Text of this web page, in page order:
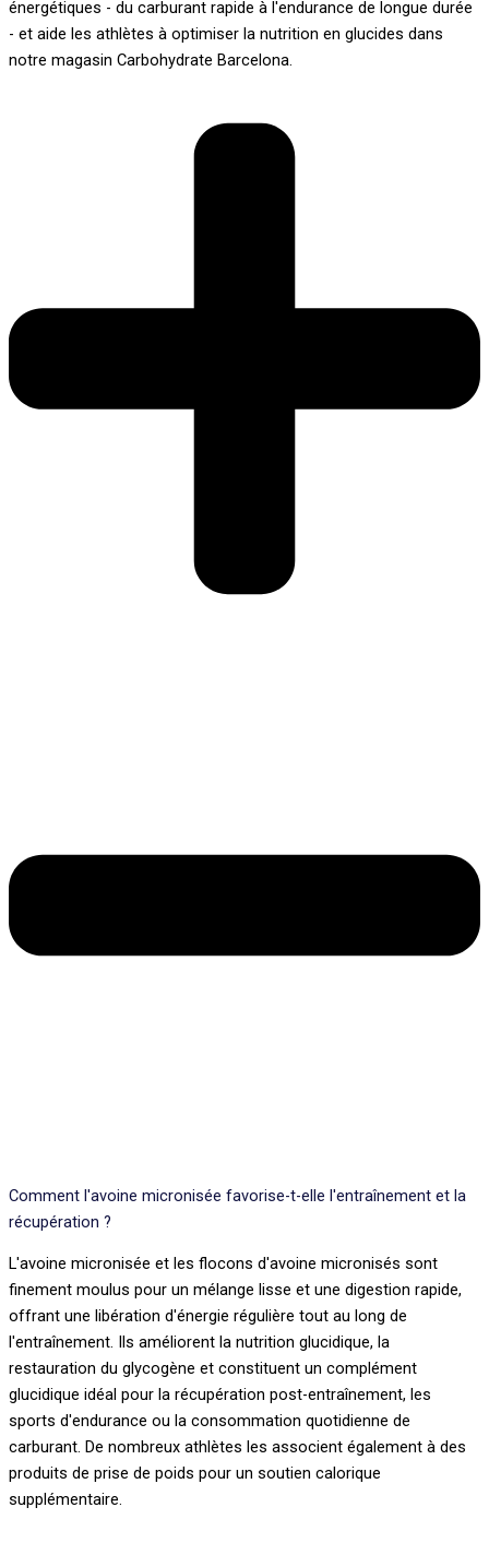
énergétiques - du carburant rapide à l'endurance de longue durée
- et aide les athlètes à optimiser la nutrition en glucides dans
notre magasin Carbohydrate Barcelona.
Comment l'avoine micronisée favorise-t-elle l'entraînement et la
récupération ?
L'avoine micronisée et les flocons d'avoine micronisés sont
finement moulus pour un mélange lisse et une digestion rapide,
offrant une libération d'énergie régulière tout au long de
l'entraînement. Ils améliorent la nutrition glucidique, la
restauration du glycogène et constituent un complément
glucidique idéal pour la récupération post-entraînement, les
sports d'endurance ou la consommation quotidienne de
carburant. De nombreux athlètes les associent également à des
produits de prise de poids pour un soutien calorique
supplémentaire.